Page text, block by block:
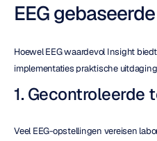
EEG
Hoewel EEG waardevol Insight
implementaties praktische
1. Gecontroleerde
Veel EEG-opstellingen vereisen